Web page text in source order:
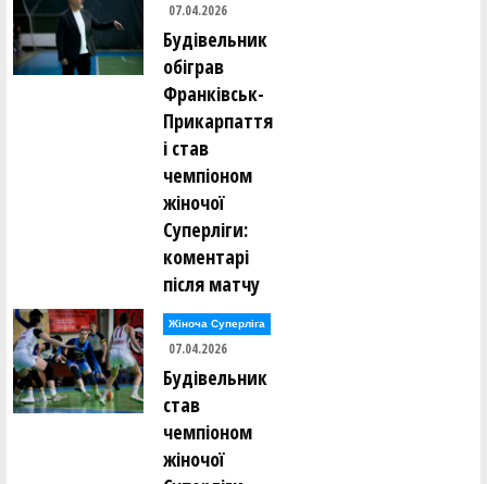
Євген Тодуров ()
Аліна Томін ()
Юрій Трубаєв ()
Ігор Труш ()
Олександр Тюрін ()
Олександр Федоренко ()
Андрій Федорченко ()
Олександр Фоменко ()
Валерій Халавчук ()
Олександр Харченко ()
Віктор Хоменко ()
Ольга Хоменко ()
Сергій Чайковський ()
07.04.2026
Будівельник
обіграв
Франківськ-
Прикарпаття
і став
чемпіоном
жіночої
Суперліги:
коментарі
після матчу
Жіноча Суперліга
07.04.2026
Будівельник
став
чемпіоном
жіночої